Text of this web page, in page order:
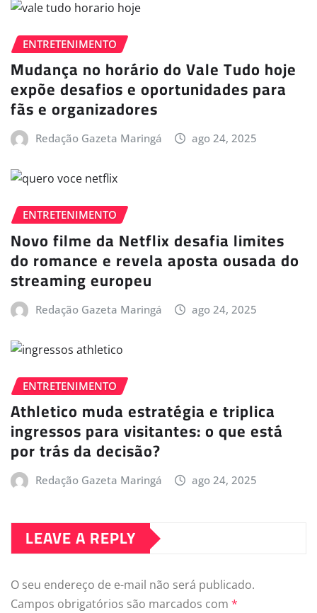
ENTRETENIMENTO
Mudança no horário do Vale Tudo hoje
expõe desafios e oportunidades para
fãs e organizadores
Redação Gazeta Maringá ago 24, 2025
ENTRETENIMENTO
Novo filme da Netflix desafia limites
do romance e revela aposta ousada do
streaming europeu
Redação Gazeta Maringá ago 24, 2025
ENTRETENIMENTO
Athletico muda estratégia e triplica
ingressos para visitantes: o que está
por trás da decisão?
Redação Gazeta Maringá ago 24, 2025
LEAVE A REPLY
O seu endereço de e-mail não será publicado.
Campos obrigatórios são marcados com *